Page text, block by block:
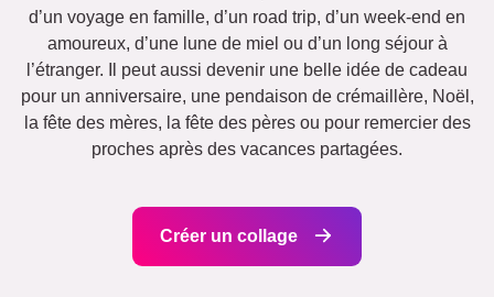
Équipe